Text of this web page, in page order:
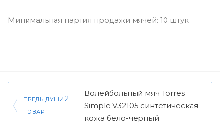
Минимальная партия продажи мячей: 10 штук
ПРЕДЫДУЩИЙ
ТОВАР
Волейбольный мяч Torres
Simple V32105 синтетическая
кожа бело-черный